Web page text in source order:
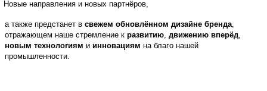
Новые направления и новых партнёров,
а также предстанет в свежем обновлённом дизайне бренда
отражающем наше стремление к развитию движению вперёд
новым технологиям и инновациям на благо нашей
промышленности.